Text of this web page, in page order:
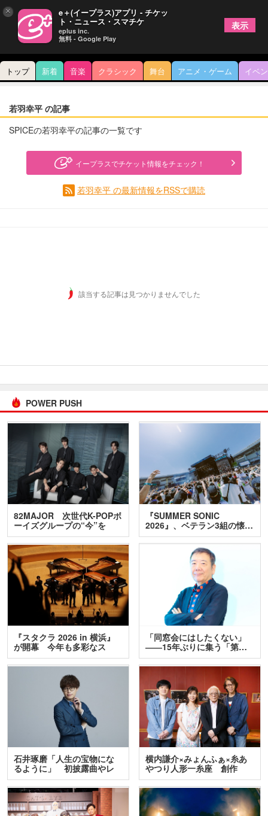
トップ 新着 音楽 クラシック 舞台 アニメ・ゲーム イベ
若羽幸平 の記事
SPICEの若羽幸平の記事の一覧です
イープラスでチケット情報をチェック！
若羽幸平 の最新情報をRSSで購読
該当する記事は見つかりませんでした
POWER PUSH
82MAJOR 次世代K-POPボ
ーイズグループの“今”を
訊…
『SUMMER SONIC
2026』、ベテラン3組の懐…
『スタクラ 2026 in 横浜』
が開幕 今年も多彩なス
テ…
「同窓会にはしたくない」
――15年ぶりに集う「第…
石井琢磨「人生の宝物にな
るように」 初披露曲やレ
ア…
横内謙介×みょんふぁ×糸あ
やつり人形一糸座 創作
人…
× e＋(イープラス)アプリ - チケッ
ト・ニュース・スマチケ
eplus inc.
無料 - Google Play
表示